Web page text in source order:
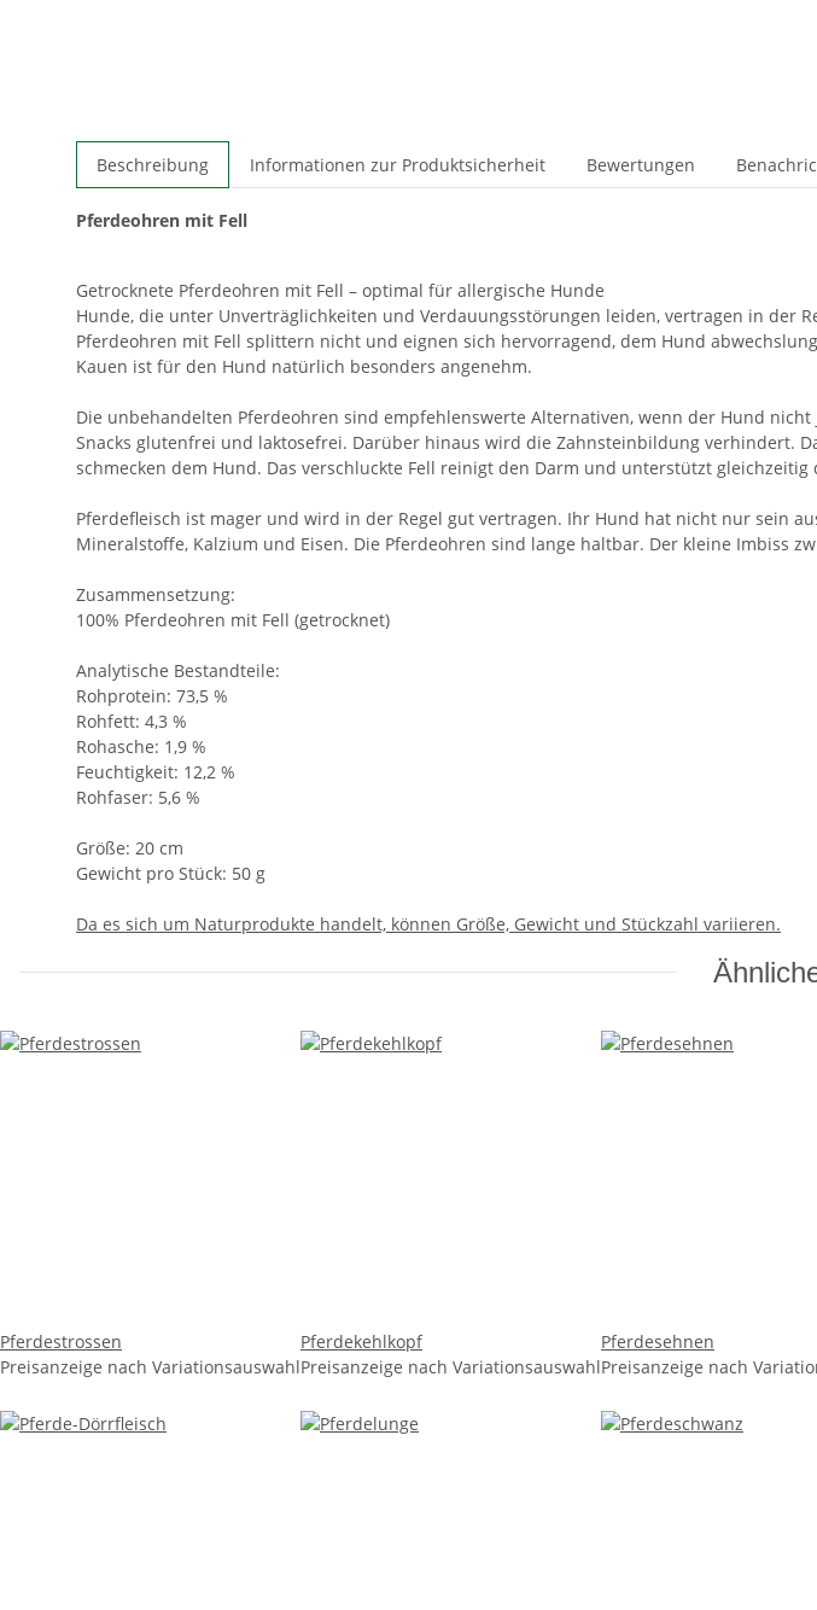
Beschreibung Informationen zur Produktsicherheit Bewertungen
Pferdeohren mit Fell
Getrocknete Pferdeohren mit Fell – optimal für allergische Hunde
Hunde, die unter Unverträglichkeiten und Verdauungsstörungen leiden, vertragen in der
Pferdeohren mit Fell splittern nicht und eignen sich hervorragend, dem Hund
Kauen ist für den Hund natürlich besonders angenehm.
Die unbehandelten Pferdeohren sind empfehlenswerte Alternativen, wenn der Hund
Snacks glutenfrei und laktosefrei. Darüber hinaus wird die Zahnsteinbildung verhindert.
schmecken dem Hund. Das verschluckte Fell reinigt den Darm und unterstützt gleichzeitig
Pferdefleisch ist mager und wird in der Regel gut vertragen. Ihr Hund hat nicht nur sein
Mineralstoffe, Kalzium und Eisen. Die Pferdeohren sind lange haltbar. Der kleine Imbiss
Zusammensetzung:
100% Pferdeohren mit Fell (getrocknet)
Analytische Bestandteile:
Rohprotein: 73,5 %
Rohfett: 4,3 %
Rohasche: 1,9 %
Feuchtigkeit: 12,2 %
Rohfaser: 5,6 %
Größe: 20 cm
Gewicht pro Stück: 50 g
Da es sich um Naturprodukte handelt, können Größe, Gewicht und Stückzahl variieren.
Pferdestrossen
Preisanzeige nach Variationsauswahl
Pferdekehlkopf
Preisanzeige nach Variationsauswahl
Pferdesehnen
Preisanzeige nach